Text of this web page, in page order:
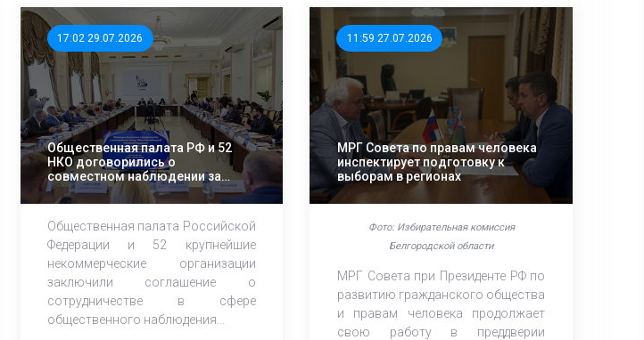
17:02 29.07.2026
Общественная палата РФ и 52
НКО договорились о
совместном наблюдении за
осенними выборами
Общественная палата Российской
Федерации и 52 крупнейшие
некоммерческие организации
заключили соглашение о
сотрудничестве в сфере
общественного наблюдения...
11:59 27.07.2026
МРГ Совета по правам человека
инспектирует подготовку к
выборам в регионах
Фото: Избирательная комиссия
Белгородской области
МРГ Совета при Президенте РФ по
развитию гражданского общества
и правам человека продолжает
свою работу в преддверии